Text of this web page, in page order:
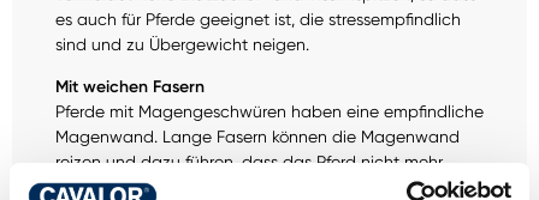
es auch für Pferde geeignet ist, die stressempfindlich
sind und zu Übergewicht neigen.
Mit weichen Fasern
Pferde mit Magengeschwüren haben eine empfindliche
Magenwand. Lange Fasern können die Magenwand
reizen und dazu führen, dass das Pferd nicht mehr
frisst. Fasern von Wiesenlieschgras schonen die